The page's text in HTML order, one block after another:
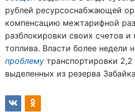
рублей ресурсоснабжающей
компенсацию межтарифной
разблокировки своих счетов и
топлива. Власти более недели
проблему транспортировки 2,2
выделенных из резерва